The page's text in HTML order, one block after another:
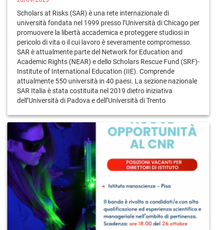
Scholars at Risks (SAR) è una rete internazionale di
università fondata nel 1999 presso l’Università di Chicago per
promuovere la libertà accademica e proteggere studiosi in
pericolo di vita o il cui lavoro è severamente compromesso.
SAR è attualmente parte del Network for Education and
Academic Rights (NEAR) e dello Scholars Rescue Fund (SRF)-
Institute of International Education (IIE). Comprende
attualmente 550 università in 40 paesi. La sezione nazionale
SAR Italia è stata costituita nel 2019 dietro iniziativa
dell’Università di Padova e dell’Università di Trento